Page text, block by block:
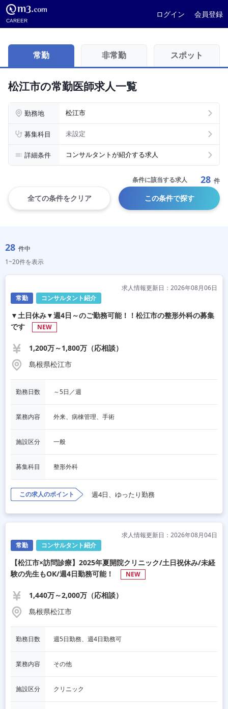
CAREER
ログイン 会員登録
常勤 非常勤 スポット
松江市の常勤医師求人一覧
勤務地 松江市
募集科目 未設定
詳細条件 コンサルタントが紹介する求人
条件に該当する求人 28 件
全ての条件をクリア この条件で探す
28 件中
1~20件を表示
常勤 コンサルタント紹介
求人情報更新日：2026年08月06日
▼土日休み▼週4日～のご勤務可能！！松江市の整形外科の募集
です
NEW
1,200万～1,800万（応相談）
島根県松江市
勤務日数 ～5日／週
業務内容 外来、病棟管理、手術
施設区分 一般
募集科目 整形外科
この求人のポイント 週4日、ゆったり勤務
常勤 コンサルタント紹介
求人情報更新日：2026年08月04日
【松江市×訪問診療】2025年夏開院クリニック/土日祝休み/未経
験の先生もOK/週4日勤務可能！
NEW
1,440万～2,000万（応相談）
島根県松江市
勤務日数 週5日勤務、週4日勤務可
業務内容 その他
施設区分 クリニック